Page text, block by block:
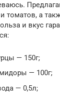
томатов, а
и вкус
— 150г;
— 100г;
— 0,5л;